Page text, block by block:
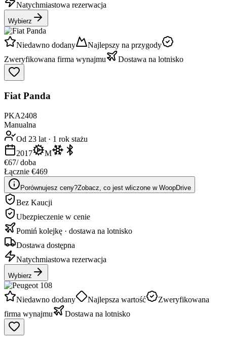
Natychmiastowa rezerwacja
Wybierz
Niedawno dodany
Najlepszy na przygody
Zweryfikowana firma wynajmu
Dostawa na lotnisko
Fiat Panda
PKA2408
Manualna
Od 23 lat · 1 rok stażu
2017
M
€67/ doba
Łącznie €469
Porównujesz ceny?Zobacz, co jest wliczone w WoopDrive
Bez Kaucji
Ubezpieczenie w cenie
Pomiń kolejkę · dostawa na lotnisko
Dostawa dostępna
Natychmiastowa rezerwacja
Wybierz
Niedawno dodany Najlepsza wartość
Zweryfikowana
firma wynajmu
Dostawa na lotnisko